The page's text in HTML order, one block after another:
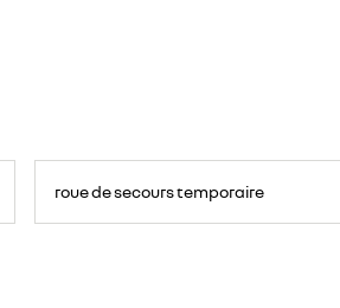
roue de secours temporaire